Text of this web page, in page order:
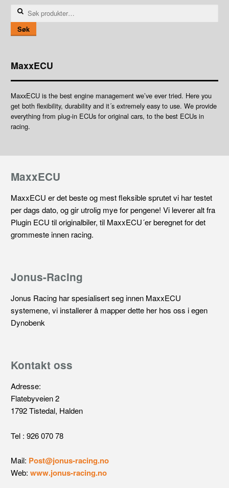
Søk
Søk
MaxxECU
MaxxECU is the best engine management we’ve ever tried. Here you
get both flexibility, durability and it´s extremely easy to use. We provide
everything from plug-in ECUs for original cars, to the best ECUs in
racing.
MaxxECU
MaxxECU er det beste og mest fleksible sprutet vi har testet
per dags dato, og gir utrolig mye for pengene! Vi leverer alt fra
Plugin ECU til originalbiler, til MaxxECU´er beregnet for det
grommeste innen racing.
Jonus-Racing
Jonus Racing har spesialisert seg innen MaxxECU
systemene, vi installerer å mapper dette her hos oss i egen
Dynobenk
Kontakt oss
Adresse:
Flatebyveien 2
1792 Tistedal, Halden
Tel : 926 070 78
Mail: Post@jonus-racing.no
Web: www.jonus-racing.no